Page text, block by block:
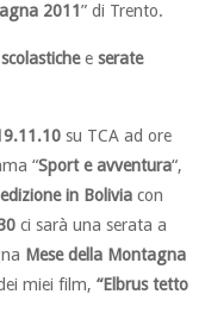
2011” di Trento.
eserate
su TCA ad ore
“Sport e avventura“,
in Boliviacon
ci sarà una serata a
Mese della Montagna
miei film, “Elbrus tetto